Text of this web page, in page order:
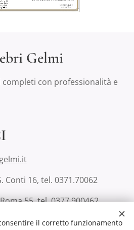
Gelmi
completi con professionalità e
Conti 16, tel. 0371.70062
55, tel. 0377.900462
tel. 0371.223810 (Casa Funeraria
il corretto funzionamento